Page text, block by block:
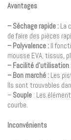
Avantages
– Séchage rapide : La
de faire des pièces
– Polyvalence : Il
mousse EVA, tissus,
– Facilité d’utilisation
– Bon marché : Les
Ils sont trouvables
– Souple : Les
courbe.
Inconvénients